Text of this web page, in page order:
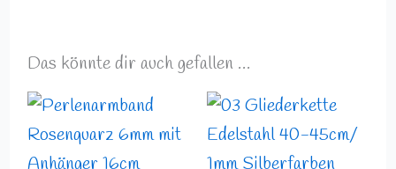
Das könnte dir auch gefallen …
Preisspanne:
bis